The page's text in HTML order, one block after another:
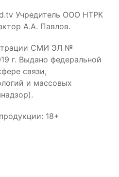
Учредитель ООО НТРК
А.А. Павлов.
СМИ ЭЛ №
г. Выдано федеральной
связи,
и массовых
18+